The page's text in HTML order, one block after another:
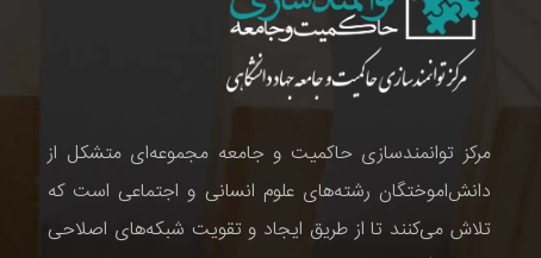
مرکز توانمندسازی حاکمیت و جامعه مجموعه‌ای متشکل از
دانش‌اموختگان رشته‌های علوم انسانی و اجتماعی است که
تلاش می‌کنند تا از طریق ایجاد و تقویت شبکه‌های اصلاحی